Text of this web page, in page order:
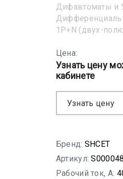
Дифавтоматы и
1Р+N (двух-
Цена:
Узнать цену
кабинете
Узнать цену
Бренд: SHСET
Артикул:
Рабочий ток, A: